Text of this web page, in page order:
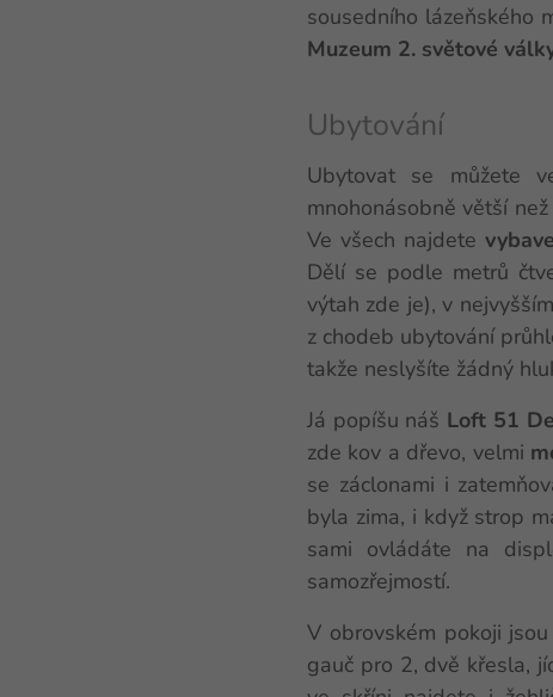
sousedního lázeňského
Muzeum 2. světové
Ubytování
Ubytovat se můžete
mnohonásobně větší
Ve všech najdete
Dělí se podle metrů
výtah zde je), v
z chodeb ubytování
takže neslyšíte žádný
Já popíšu náš Loft 51
zde kov a dřevo, velmi
se záclonami i
byla zima, i když strop
sami ovládáte na
samozřejmostí.
V obrovském pokoji
gauč pro 2, dvě křesla,